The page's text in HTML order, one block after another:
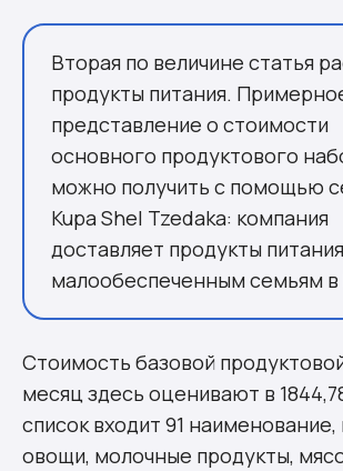
Вторая по величине статья
продукты питания.
представление о стоимости
основного продуктового
можно получить с помощью
Kupa Shel Tzedaka: компания
доставляет продукты питания
малообеспеченным семьям в
Стоимость базовой
месяц здесь оценивают в
список входит 91 наименование,
овощи, молочные продукты,